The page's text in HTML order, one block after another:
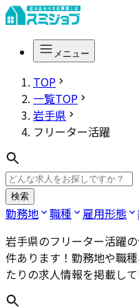
メニュー
TOP
一覧TOP
岩手県
フリーター活躍
検索
勤務地 職種 雇用形態
岩手県のフリーター活躍
件あります！勤務地や職
たりの求人情報を掲載して